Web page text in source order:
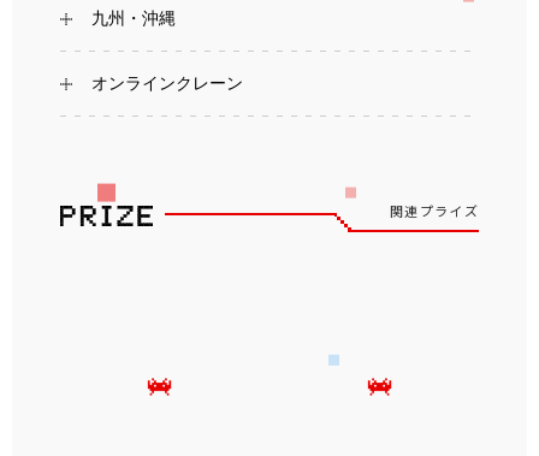
九州・沖縄
オンラインクレーン
関連プライズ